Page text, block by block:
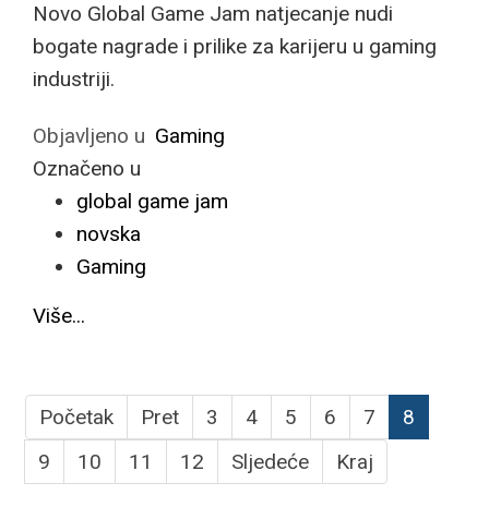
Novo Global Game Jam natjecanje nudi
bogate nagrade i prilike za karijeru u gaming
industriji.
Objavljeno u Gaming
Označeno u
global game jam
novska
Gaming
Više...
Početak Pret 3 4 5 6 7
8
9
10 11 12 Sljedeće Kraj